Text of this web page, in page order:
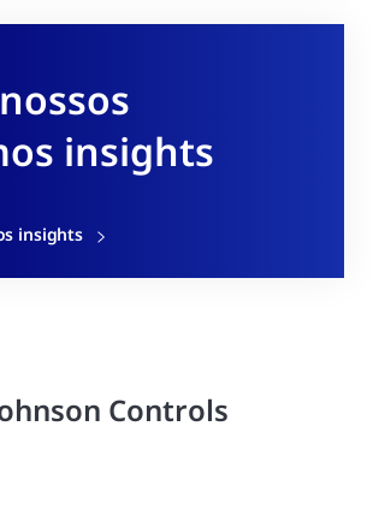
insights
insights
Controls